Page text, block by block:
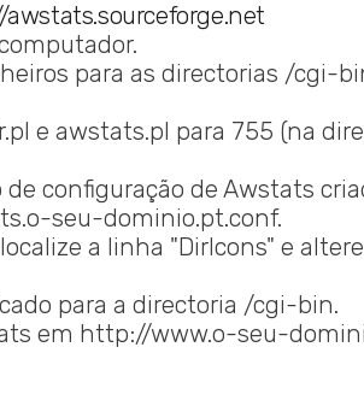
para as directorias /cgi-
e awstats.pl para 755 (na
configuração de Awstats
seu-dominio.pt.conf.
a linha "DirIcons" e
para a directoria /cgi-bin.
em http://www.o-seu-